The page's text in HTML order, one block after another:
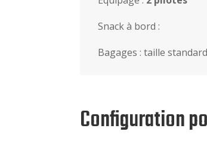
Snack à bord :
Bagages : taille
Configuration